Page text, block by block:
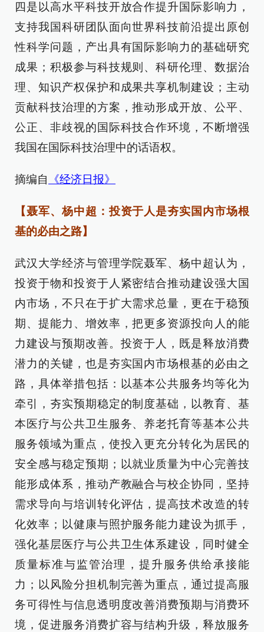
四是以高水平科技开放合作提升国际影响力，
支持我国科研团队面向世界科技前沿提出原创
性科学问题，产出具有国际影响力的基础研究
成果；积极参与科技规则、科研伦理、数据治
理、知识产权保护和成果共享机制建设；主动
贡献科技治理的方案，推动形成开放、公平、
公正、非歧视的国际科技合作环境，不断增强
我国在国际科技治理中的话语权。
摘编自 《经济日报》
【聂军、杨中超：投资于人是夯实国内市场根
基的必由之路】
武汉大学经济与管理学院聂军、杨中超认为，
投资于物和投资于人紧密结合推动建设强大国
内市场，不只在于扩大需求总量，更在于稳预
期、提能力、增效率，把更多资源投向人的能
力建设与预期改善。投资于人，既是释放消费
潜力的关键，也是夯实国内市场根基的必由之
路，具体举措包括：以基本公共服务均等化为
牵引，夯实预期稳定的制度基础，以教育、基
本医疗与公共卫生服务、养老托育等基本公共
服务领域为重点，使投入更充分转化为居民的
安全感与稳定预期；以就业质量为中心完善技
能形成体系，推动产教融合与校企协同，坚持
需求导向与培训转化评估，提高技术改造的转
化效率；以健康与照护服务能力建设为抓手，
强化基层医疗与公共卫生体系建设，同时健全
质量标准与监管治理，提升服务供给承接能
力；以风险分担机制完善为重点，通过提高服
务可得性与信息透明度改善消费预期与消费环
境，促进服务消费扩容与结构升级，释放服务